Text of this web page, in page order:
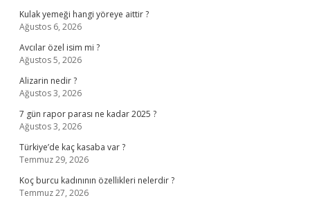
Kulak yemeği hangi yöreye aittir ?
Ağustos 6, 2026
Avcılar özel isim mi ?
Ağustos 5, 2026
Alizarin nedir ?
Ağustos 3, 2026
7 gün rapor parası ne kadar 2025 ?
Ağustos 3, 2026
Türkiye’de kaç kasaba var ?
Temmuz 29, 2026
Koç burcu kadınının özellikleri nelerdir ?
Temmuz 27, 2026